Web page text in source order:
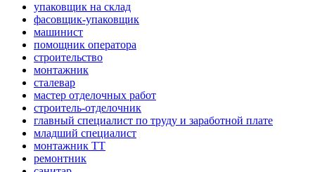
упаковщик на склад
фасовщик-упаковщик
машинист
помощник оператора
строительство
монтажник
сталевар
мастер отделочных работ
строитель-отделочник
главный специалист по труду и заработной плате
младший специалист
монтажник ТТ
ремонтник